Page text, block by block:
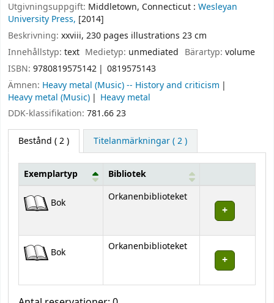
Utgivningsuppgift: Middletown, Connecticut : Wesleyan
University Press, [2014]
Beskrivning: xxviii, 230 pages illustrations 23 cm
Innehållstyp: text Medietyp: unmediated Bärartyp: volume
ISBN: 9780819575142
0819575143
Ämnen: Heavy metal (Music) -- History and criticism
Heavy metal (Music)
Heavy metal
DDK-klassifikation: 781.66 23
Bestånd ( 2 ) Titelanmärkningar ( 2 )
Bestånd
Exemplartyp Bibliotek
Bok Orkanenbiblioteket
Bok Orkanenbiblioteket